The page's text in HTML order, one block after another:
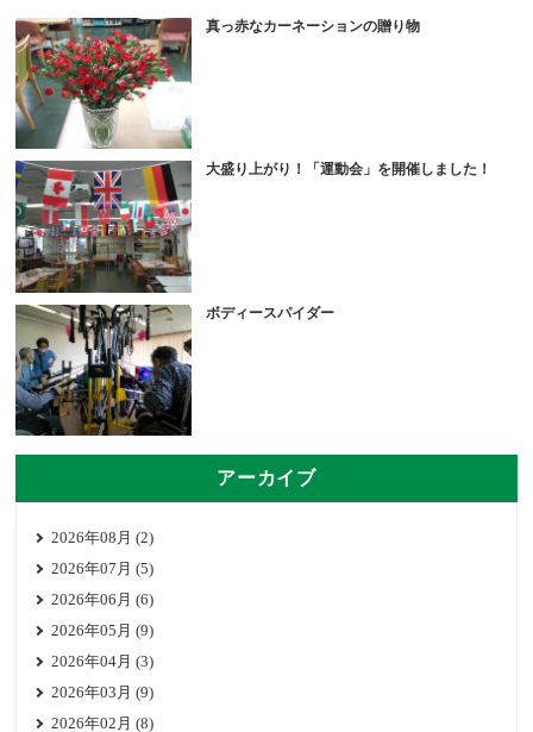
真っ赤なカーネーションの贈り物
大盛り上がり！「運動会」を開催しました！
ボディースパイダー
アーカイブ
2026年08月 (2)
2026年07月 (5)
2026年06月 (6)
2026年05月 (9)
2026年04月 (3)
2026年03月 (9)
2026年02月 (8)